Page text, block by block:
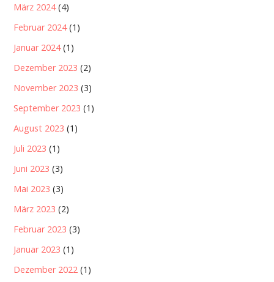
März 2024(4)
Februar 2024(1)
Januar 2024(1)
Dezember 2023 (2)
November 2023 (3)
September 2023 (1)
August 2023 (1)
Juli 2023 (1)
Juni 2023 (3)
Mai 2023 (3)
März 2023 (2)
Februar 2023 (3)
Januar 2023 (1)
Dezember 2022 (1)